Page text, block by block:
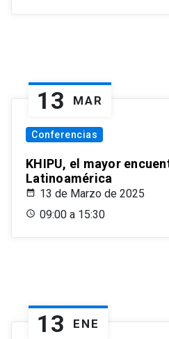
13 MAR
Conferencias
KHIPU, el mayor
Latinoamérica
13 de Marzo de 2025
09:00 a 15:30
13 ENE